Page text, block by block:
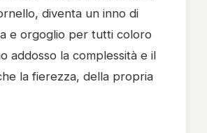
diventa un inno di
e orgoglio per tutti coloro
addosso la complessità e il
la fierezza, della propria